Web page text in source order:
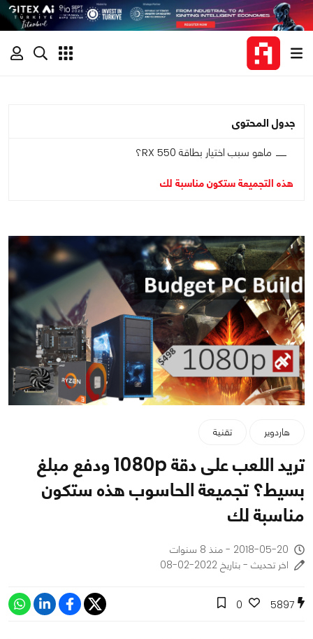
جدول المحتوى
ماهو سبب اختيار بطاقة RX 550؟
هذه التجميعة ستكون مناسبة لك
هاردوير تقنية
تريد اللعب على دقة 1080p ودفع مبلغ
بسيط؟ تجميعة الحاسوب هذه ستكون
مناسبة لك
2018-05-20 - منذ 8 سنوات
اخر تحديث - بتاريخ 2022-02-08
5897
0